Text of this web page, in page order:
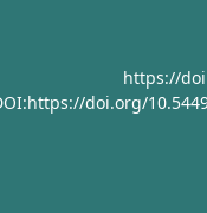
https://
doi.org/